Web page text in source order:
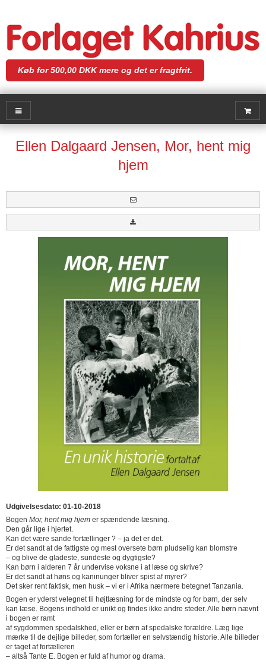
Køb for 500,00 DKK mere og det er fragtfrit.
Ellen Dalgaard Jensen, Mor, hent mig
hjem
Udgivelsesdato: 01-10-2018
Bogen Mor, hent mig hjem er spændende læsning.
Den går lige i hjertet.
Kan det være sande fortællinger ? – ja det er det.
Er det sandt at de fattigste og mest oversete børn pludselig kan blomstre
– og blive de gladeste, sundeste og dygtigste?
Kan børn i alderen 7 år undervise voksne i at læse og skrive?
Er det sandt at høns og kaninunger bliver spist af myrer?
Det sker rent faktisk, men husk – vi er i Afrika nærmere betegnet Tanzania.
Bogen er yderst velegnet til højtlæsning for de mindste og for børn, der selv
kan læse. Bogens indhold er unikt og findes ikke andre steder. Alle børn nævnt
i bogen er ramt
af sygdommen spedalskhed, eller er børn af spedalske forældre. Læg lige
mærke til de dejlige billeder, som fortæller en selvstændig historie. Alle billeder
er taget af fortælleren
– altså Tante E. Bogen er fuld af humor og drama.